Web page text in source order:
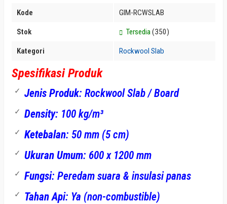
Kode GIM-RCWSLAB
Stok Tersedia(350)
Kategori Rockwool Slab
Spesifikasi Produk
Jenis Produk: Rockwool Slab / Board
Density: 100 kg/m³
Ketebalan: 50 mm (5 cm)
Ukuran Umum: 600 x 1200 mm
Fungsi: Peredam suara & insulasi panas
Tahan Api: Ya (non-combustible)